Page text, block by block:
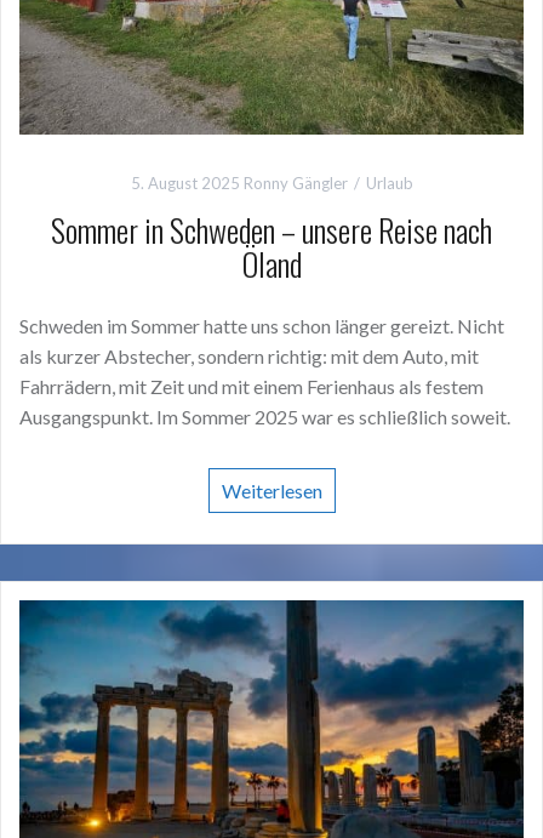
5. August 2025 Ronny Gängler Urlaub
Sommer in Schweden – unsere Reise nach
Öland
Schweden im Sommer hatte uns schon länger gereizt. Nicht
als kurzer Abstecher, sondern richtig: mit dem Auto, mit
Fahrrädern, mit Zeit und mit einem Ferienhaus als festem
Ausgangspunkt. Im Sommer 2025 war es schließlich soweit.
Weiterlesen